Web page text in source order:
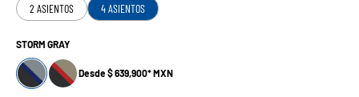
2 ASIENTOS 4 ASIENTOS
STORM GRAY
Desde $ 639,900* MXN